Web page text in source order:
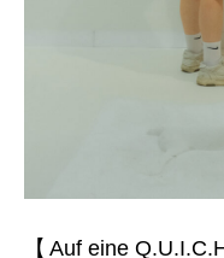
【 Auf eine